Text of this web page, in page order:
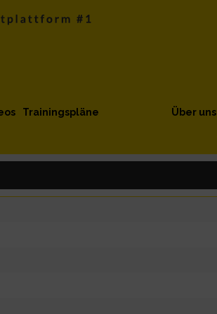
Trainingspläne Über uns